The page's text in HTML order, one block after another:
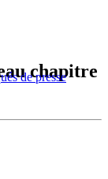
de presse
chapitre